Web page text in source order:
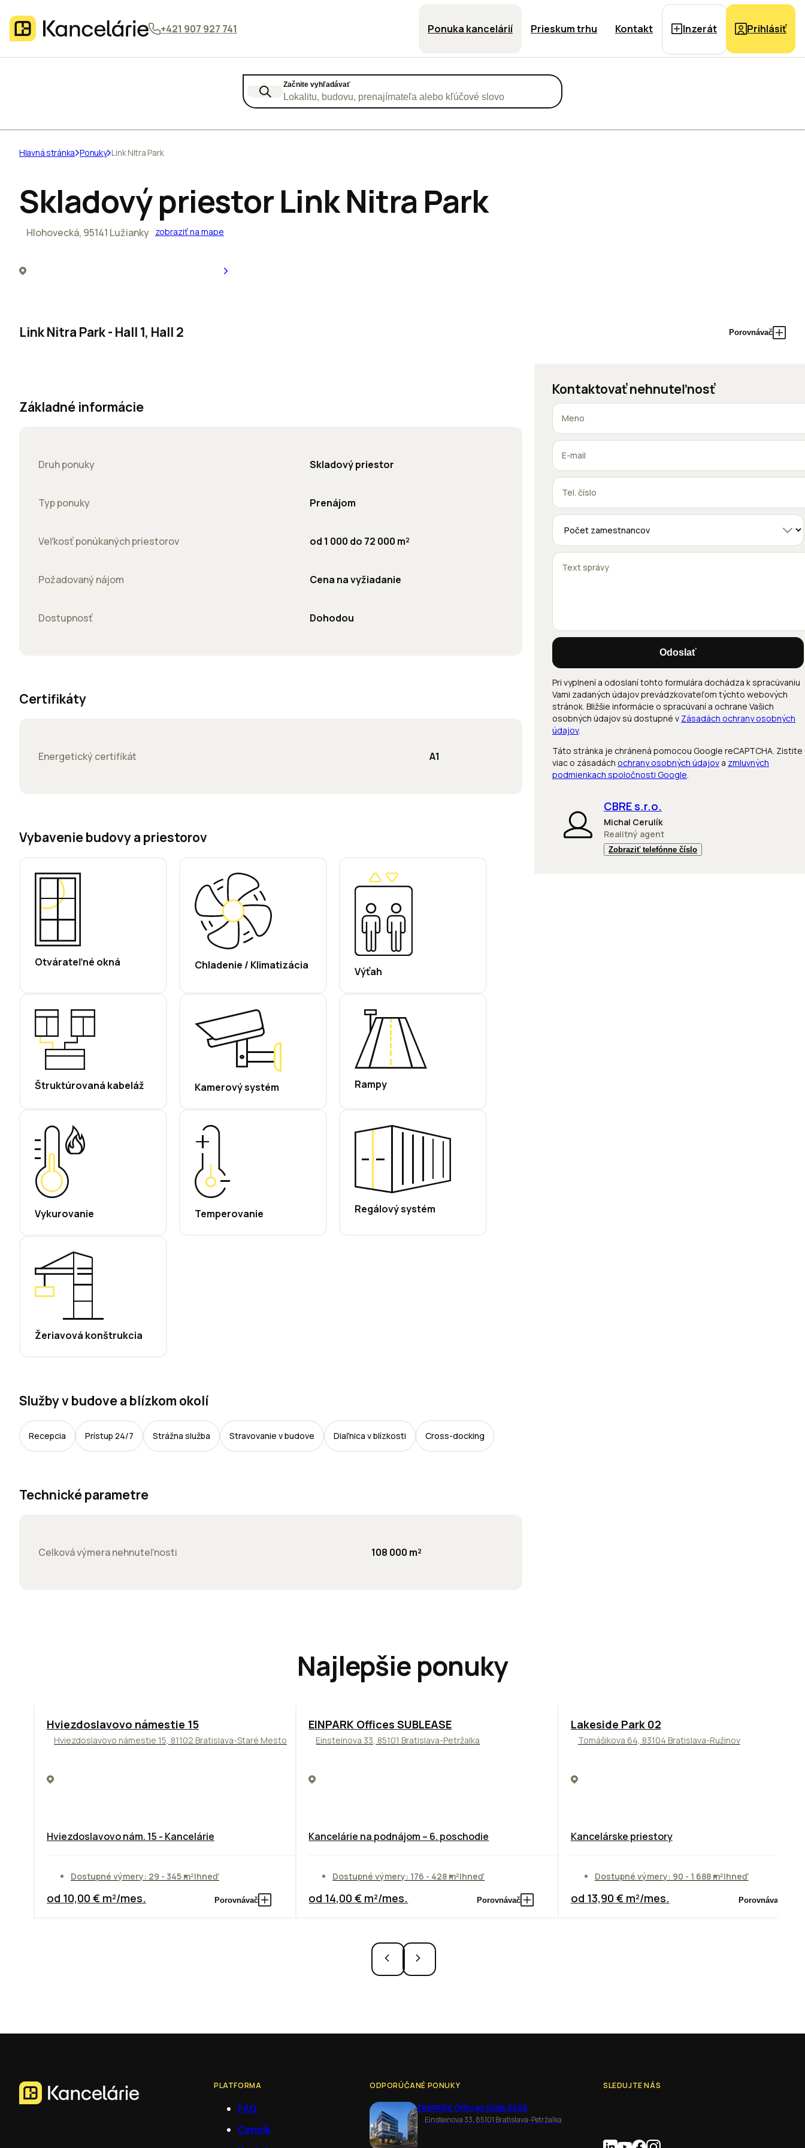
+421 907 927 741 Ponuka kancelárií Prieskum trhu Kontakt Inzerát Prihlásiť
Začnite vyhľadávať
Lokalitu, budovu, prenajímateľa alebo kľúčové slovo
Hlavná stránka Ponuky Link Nitra Park
Skladový priestor Link Nitra Park
Hlohovecká, 95141 Lužianky zobraziť na mape
Link Nitra Park - Hall 1, Hall 2 Porovnávač
Základné informácie
Druh ponuky Skladový priestor
Typ ponuky Prenájom
Veľkosť ponúkaných priestorov od 1 000 do 72 000 m²
Požadovaný nájom Cena na vyžiadanie
Dostupnosť Dohodou
Certifikáty
Energetický certifikát A1
Vybavenie budovy a priestorov
Otvárateľné okná Chladenie / Klimatizácia Výťah
Štruktúrovaná kabeláž Kamerový systém Rampy
Vykurovanie Temperovanie Regálový systém
Žeriavová konštrukcia
Služby v budove a blízkom okolí
Recepcia Prístup 24/7 Strážna služba Stravovanie v budove Diaľnica v blízkosti Cross-docking
Technické parametre
Celková výmera nehnuteľnosti 108 000 m²
Kontaktovať nehnuteľnosť
Odoslať
Pri vyplnení a odoslaní tohto formulára dochádza k spracúvaniu
Vami zadaných údajov prevádzkovateľom týchto webových
stránok. Bližšie informácie o spracúvaní a ochrane Vašich
osobných údajov sú dostupné v Zásadách ochrany osobných
údajov.
Táto stránka je chránená pomocou Google reCAPTCHA. Zistite
viac o zásadách ochrany osobných údajov a zmluvných
podmienkach spoločnosti Google.
CBRE s.r.o.
Michal Cerulík
Realitný agent
Zobraziť telefónne číslo
Najlepšie ponuky
ODPORÚČAME
Hviezdoslavovo námestie 15
Hviezdoslavovo námestie 15, 81102 Bratislava-Staré Mesto
Hviezdoslavovo nám. 15 - Kancelárie
Dostupné výmery: 29 - 345 m²Ihneď
od 10,00 € m²/mes. Porovnávač
TOP ODPORÚČAME
EINPARK Offices SUBLEASE
Einsteinova 33, 85101 Bratislava-Petržalka
Kancelárie na podnájom – 6. poschodie
Dostupné výmery: 176 - 428 m²Ihneď
od 14,00 € m²/mes. Porovnávač
ODPORÚČAME
Lakeside Park 02
Tomášikova 64, 83104 Bratislava-Ružinov
Kancelárske priestory
Dostupné výmery: 90 - 1 688 m²Ihneď
od 13,90 € m²/mes. Porovnávač
PLATFORMA
FAQ
Cenník
ODPORÚČANÉ PONUKY
EINPARK Offices SUBLEASE
Einsteinova 33, 85101 Bratislava-Petržalka
SLEDUJTE NÁS